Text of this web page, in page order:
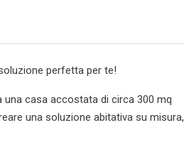
perfetta per te!
una casa accostata di circa 300 mq
una soluzione abitativa su misura,